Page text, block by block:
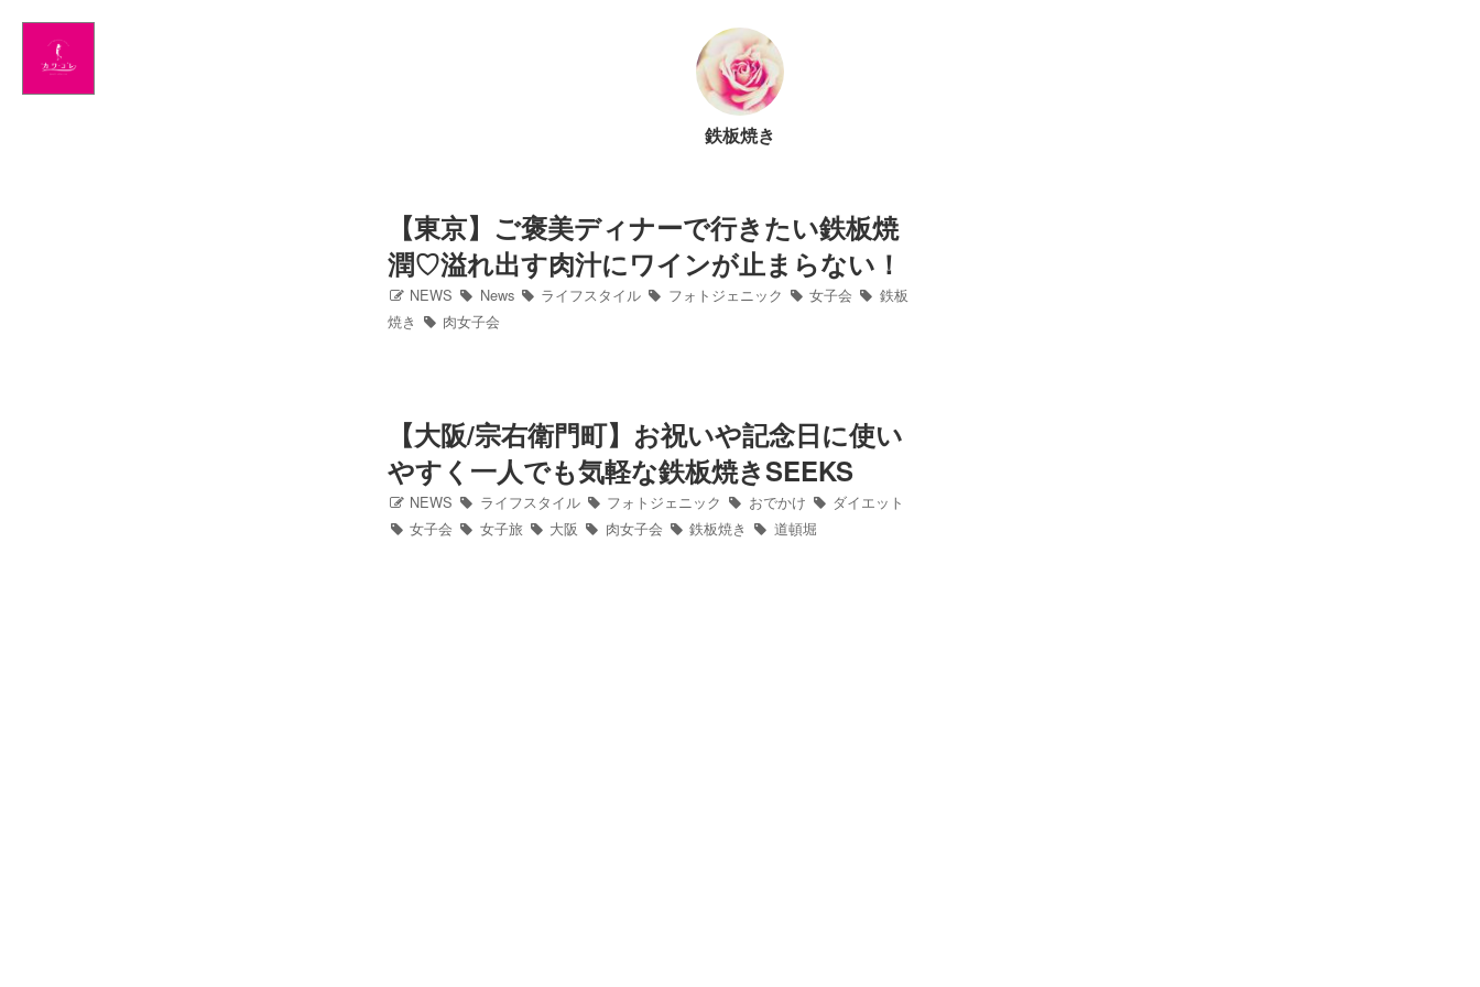
Home
NEWS
鉄板焼き
【東京】ご褒美ディナーで行きたい鉄板焼
潤♡溢れ出す肉汁にワインが止まらない！
NEWS News ライフスタイル フォトジェニック 女子会
鉄板
焼き
肉女子会
【大阪/宗右衛門町】お祝いや記念日に使い
やすく一人でも気軽な鉄板焼きSEEKS
NEWS ライフスタイル フォトジェニック おでかけ
ダイエット
女子会
女子旅 大阪 肉女子会 鉄板焼き 道頓堀